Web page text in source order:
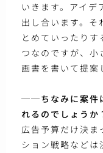
いきます。アイデ
出し合います。そ
とめていったりす
つなのですが、
画書を書いて提案
──ちなみに案件
れるのでしょうか
広告予算だけ決ま
ション戦略などは